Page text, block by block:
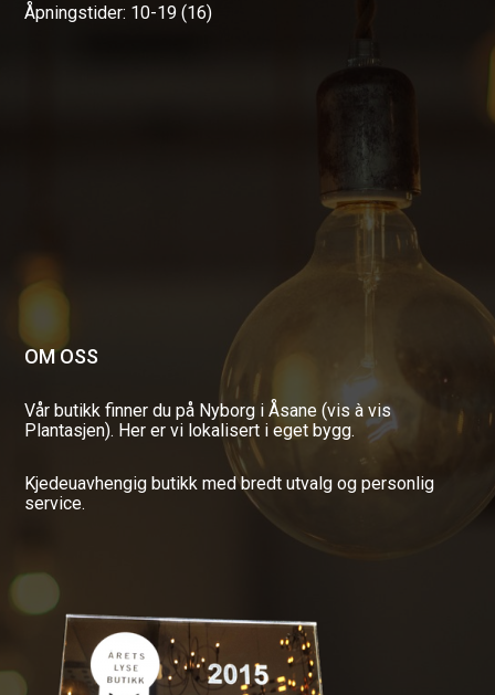
Åpningstider: 10-19 (16)
OM OSS
Vår butikk finner du på Nyborg i Åsane (vis à vis
Plantasjen). Her er vi lokalisert i eget bygg.
Kjedeuavhengig butikk med bredt utvalg og personlig
service.